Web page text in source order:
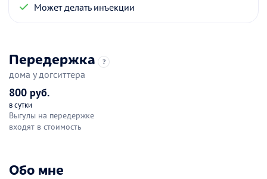
Может делать инъекции
Передержка ?
дома у догситтера
800 руб.
в сутки
Выгулы на передержке
входят в стоимость
Обо мне